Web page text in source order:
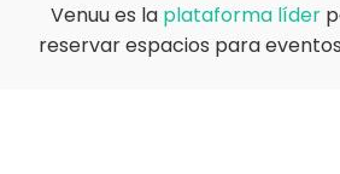
Venuu es la plataforma líder
reservar espacios para